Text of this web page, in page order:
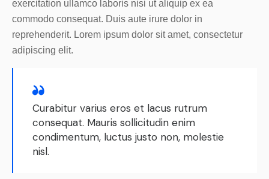
exercitation ullamco laboris nisi ut aliquip ex ea
commodo consequat. Duis aute irure dolor in
reprehenderit. Lorem ipsum dolor sit amet, consectetur
adipiscing elit.
Curabitur varius eros et lacus rutrum
consequat. Mauris sollicitudin enim
condimentum, luctus justo non, molestie
nisl.